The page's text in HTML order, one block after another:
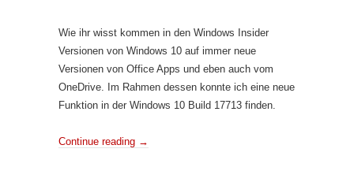
Wie ihr wisst kommen in den Windows Insider
Versionen von Windows 10 auf immer neue
Versionen von Office Apps und eben auch vom
OneDrive. Im Rahmen dessen konnte ich eine neue
Funktion in der Windows 10 Build 17713 finden.
Continue reading →